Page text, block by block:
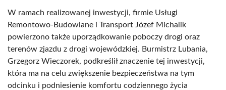
W ramach realizowanej inwestycji, firmie Usługi
Remontowo-Budowlane i Transport Józef Michalik
powierzono także uporządkowanie poboczy drogi oraz
terenów zjazdu z drogi wojewódzkiej. Burmistrz Lubania,
Grzegorz Wieczorek, podkreślił znaczenie tej inwestycji,
która ma na celu zwiększenie bezpieczeństwa na tym
odcinku i podniesienie komfortu codziennego życia